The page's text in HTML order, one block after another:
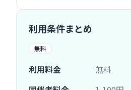
利用条件まとめ
無料
利用料金
無料